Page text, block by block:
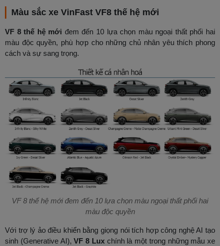
Màu sắc xe VinFast VF8 thế hệ mới
VF 8 thế hệ mới đem đến 10 lựa chọn màu ngoại thất phối hai
màu độc quyền, phù hợp cho những chủ nhân yêu thích phong
cách và sự sang trọng.
VF 8 thế hệ mới đem đến 10 lựa chọn màu ngoại thất phối hai
màu độc quyền
Với trợ lý ảo điều khiển bằng giọng nói tích hợp công nghệ AI tạo
sinh (Generative AI),VF 8 Luxchính là một trong những mẫu xe